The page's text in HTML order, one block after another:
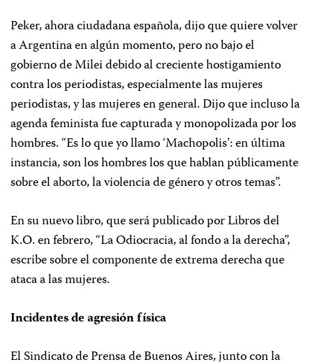
Peker, ahora ciudadana española, dijo que quiere volver
a Argentina en algún momento, pero no bajo el
gobierno de Milei debido al creciente hostigamiento
contra los periodistas, especialmente las mujeres
periodistas, y las mujeres en general. Dijo que incluso la
agenda feminista fue capturada y monopolizada por los
hombres. “Es lo que yo llamo ‘Machopolis’: en última
instancia, son los hombres los que hablan públicamente
sobre el aborto, la violencia de género y otros temas”.
En su nuevo libro, que será publicado por Libros del
K.O. en febrero, “La Odiocracia, al fondo a la derecha”,
escribe sobre el componente de extrema derecha que
ataca a las mujeres.
Incidentes de agresión física
El Sindicato de Prensa de Buenos Aires, junto con la